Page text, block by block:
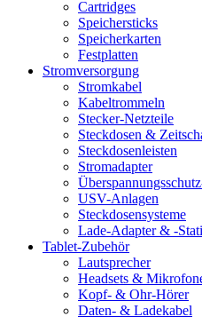
Cartridges
Speichersticks
Speicherkarten
Festplatten
Stromversorgung
Stromkabel
Kabeltrommeln
Stecker-Netzteile
Steckdosen &
Steckdosenleisten
Stromadapter
USV-Anlagen
Steckdosensysteme
Lade-Adapter & -
Tablet-Zubehör
Lautsprecher
Headsets &
Kopf- & Ohr-Hörer
Daten- & Ladekabel